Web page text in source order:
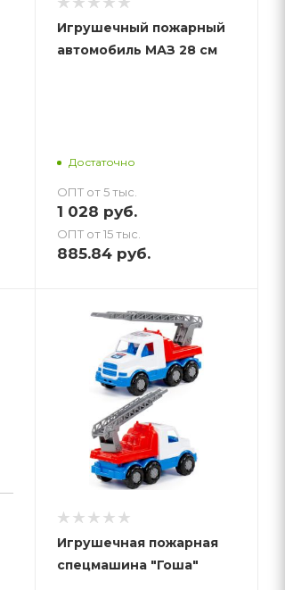
Игрушечный пожарный
автомобиль МАЗ 28 см
Достаточно
ОПТ от 5 тыс.
1 028 руб.
ОПТ от 15 тыс.
885.84 руб.
Игрушечная пожарная
спецмашина "Гоша"